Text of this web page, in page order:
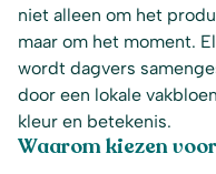
niet alleen om het
maar om het moment.
wordt dagvers
door een lokale
kleur en betekenis.
Waarom kiezen